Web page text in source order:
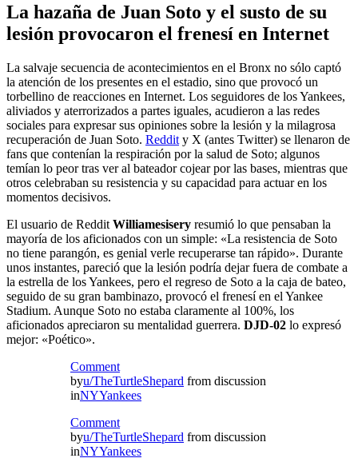
La hazaña de Juan Soto y el susto de su
lesión provocaron el frenesí en Internet
La salvaje secuencia de acontecimientos en el Bronx no sólo captó
la atención de los presentes en el estadio, sino que provocó un
torbellino de reacciones en Internet. Los seguidores de los Yankees,
aliviados y aterrorizados a partes iguales, acudieron a las redes
sociales para expresar sus opiniones sobre la lesión y la milagrosa
recuperación de Juan Soto. Reddit y X (antes Twitter) se llenaron de
fans que contenían la respiración por la salud de Soto; algunos
temían lo peor tras ver al bateador cojear por las bases, mientras que
otros celebraban su resistencia y su capacidad para actuar en los
momentos decisivos.
El usuario de Reddit Williamesisery resumió lo que pensaban la
mayoría de los aficionados con un simple: «La resistencia de Soto
no tiene parangón, es genial verle recuperarse tan rápido». Durante
unos instantes, pareció que la lesión podría dejar fuera de combate a
la estrella de los Yankees, pero el regreso de Soto a la caja de bateo,
seguido de su gran bambinazo, provocó el frenesí en el Yankee
Stadium. Aunque Soto no estaba claramente al 100%, los
aficionados apreciaron su mentalidad guerrera. DJD-02 lo expresó
mejor: «Poético».
Comment
byu/TheTurtleShepard from discussion
inNYYankees
Comment
byu/TheTurtleShepard from discussion
inNYYankees